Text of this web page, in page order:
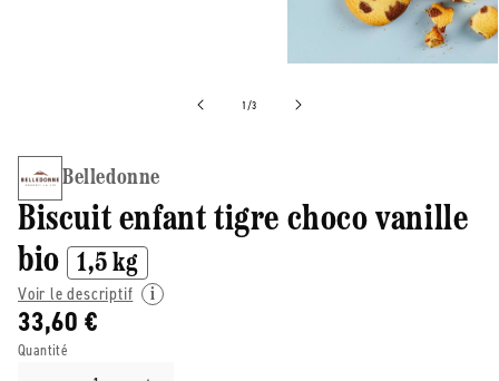
1 /de3
Belledonne
Biscuit enfant tigre choco vanille
bio
1,5 kg
Voir le descriptif
33,60 €
Quantité